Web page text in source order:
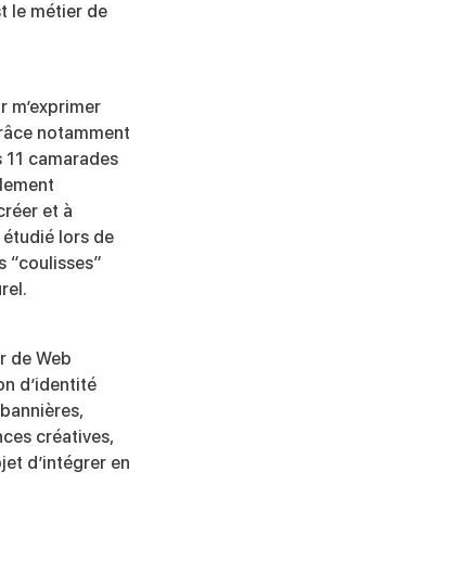
le métier de
m’exprimer
notamment
camarades
et à
lors de
“coulisses”
de Web
d’identité
créatives,
d’intégrer en